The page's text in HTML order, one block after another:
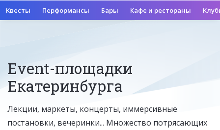
Квесты Перформансы Бары Кафе и рестораны
Event-площадки
Екатеринбурга
Лекции, маркеты, концерты, иммерсивные
постановки, вечеринки... Множество потрясающих